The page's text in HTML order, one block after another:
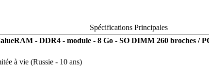
Spécifications Principales
- DDR4 - module - 8 Go - SO DIMM 260 broches /
à vie (Russie - 10 ans)